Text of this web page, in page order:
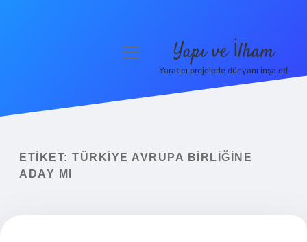
Yasal Uyarı
menüyü
Yapı ve İlham
Yaratıcı projelerle dünyanı inşa et!
ETIKET: TÜRKIYE AVRUPA BIRLIĞINE
ADAY MI